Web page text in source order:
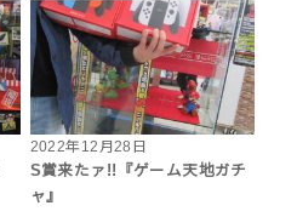
2022年12月28日
S賞来たァ!!『ゲーム天地ガチ
ャ』